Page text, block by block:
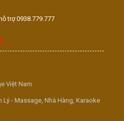
trợ 0938.779.777
Việt Nam
Lý - Massage, Nhà Hàng, Karaoke